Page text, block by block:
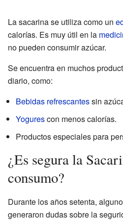
La sacarina se utiliza como un
calorías. Es muy útil en la
no pueden consumir azúcar.
Se encuentra en muchos
diario, como:
Bebidas refrescantessin
Yogurescon menos calorías.
Productos especiales para
¿Es segura la
consumo?
Durante los años setenta,
generaron dudas sobre la